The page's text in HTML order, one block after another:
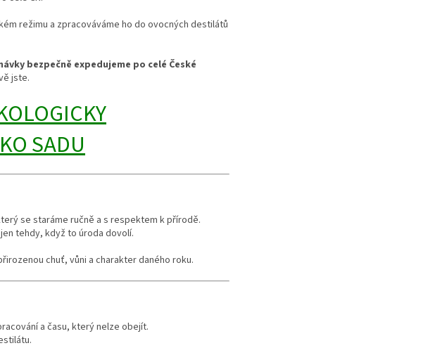
režimu a zpracováváme ho do ovocných destilátů
bezpečně expedujeme po celé České
jste.
SADU
se staráme ručně a s respektem k přírodě.
tehdy, když to úroda dovolí.
chuť, vůni a charakter daného roku.
a času, který nelze obejít.